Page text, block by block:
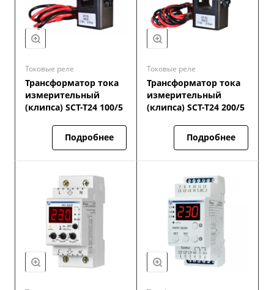
Токовые реле
Трансформатор тока
измерительный
(клипса) SCT-T24 100/5
Подробнее
Токовые реле
Трансформатор тока
измерительный
(клипса) SCT-T24 200/5
Подробнее